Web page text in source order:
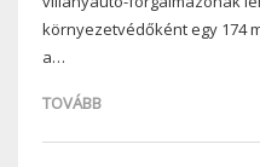
környezetvédőként egy 174
a…
TOVÁBB